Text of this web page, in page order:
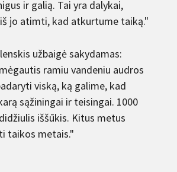
ir galią. Tai yra dalykai,
jo atimti, kad atkurtume taiką."
užbaigė sakydamas:
ramiu vandeniu audros
viską, ką galime, kad
sąžiningai ir teisingai. 1000
iššūkis. Kitus metus
taikos metais."